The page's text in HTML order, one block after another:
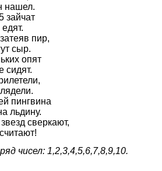
пир,
сыр.
опят
пингвина
сверкают,
чисел: 1,2,3,4,5,6,7,8,9,10.